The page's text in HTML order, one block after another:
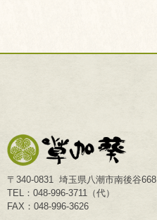
〒340-0831 埼玉県八潮市南後谷668
TEL：048-996-3711（代）
FAX：048-996-3626